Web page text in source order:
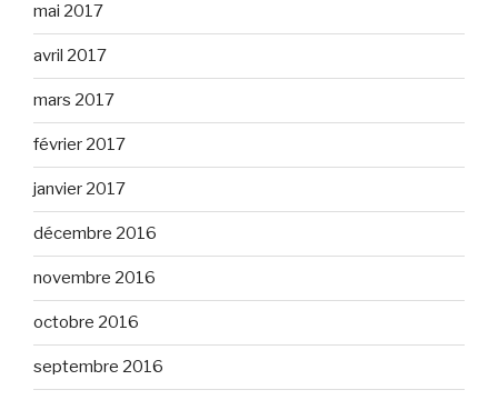
mai 2017
avril 2017
mars 2017
février 2017
janvier 2017
décembre 2016
novembre 2016
octobre 2016
septembre 2016